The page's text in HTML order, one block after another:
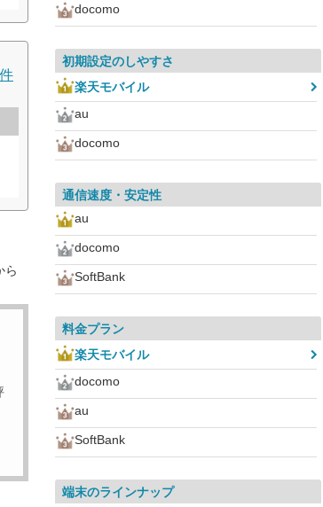
ら
docomo
初期設定のしやすさ
楽天モバイル
au
docomo
通信速度・安定性
au
docomo
SoftBank
料金プラン
楽天モバイル
docomo
au
SoftBank
端末のラインナップ